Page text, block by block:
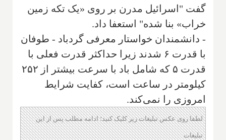
گفت "اسرائیل مدرن بر روی «یک تکه زمین
خراب» بنا شده" استعفا داد.
- دانشمندان خواستار معرفی گردباد - طوفان
با قدرت ۶ شدند زیرا حداکثر قدرت فعلی با
قدرت ۵ که شامل باد با سرعت بیشتر از ۲۵۲
کیلومتر در ساعت است، کفایت شرایط
امروزی را نمی‌کند.
لطفا روی عکس تبلیغات زیر کلیک کنید؛ ادامه مطلب پس از این
تبلیغات